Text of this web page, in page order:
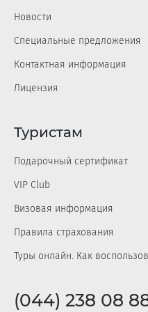
Новости
Специальные предложения
Контактная информация
Лицензия
Туристам
Подарочный сертификат
VIP Club
Визовая информация
Правила страхования
Туры онлайн. Как
(044) 238 08